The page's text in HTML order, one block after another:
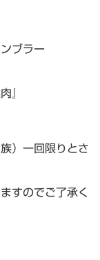
ンブラー
』
）一回限りとさ
すのでご了承く